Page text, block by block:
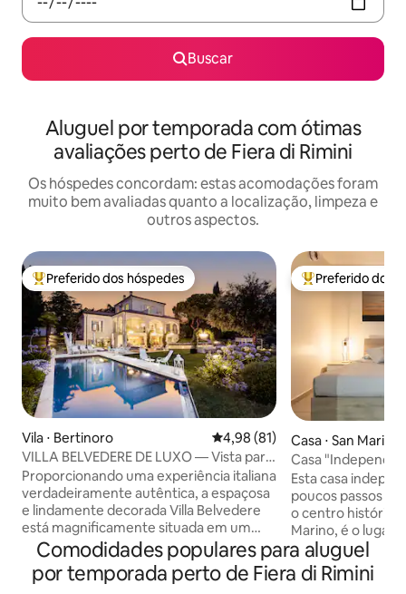
Buscar
Aluguel por temporada com ótimas
avaliações perto de Fiera di Rimini
Os hóspedes concordam: estas acomodações foram
muito bem avaliadas quanto a localização, limpeza e
outros aspectos.
Entre os melhores preferidos dos hóspedes
Preferido dos hóspedes
Vila ⋅ Bertinoro 4,98 de uma avaliação média
4,98 (81)
VILLA BELVEDERE DE LUXO — Vista para
o mar com piscina e spa
Proporcionando uma experiência italiana
verdadeiramente autêntica, a espaçosa
e lindamente decorada Villa Belvedere
está magnificamente situada em um
canto único da antiga vila de Bertinoro,
com vistas deslumbrantes para as
colinas, mar e litoral tranquilos e
Entre os
Preferido dos
Casa ⋅ San Marino
Casa
Histórico
Esta casa
poucos passos
o centro histórico
Marino, é o lugar
procura
vista
ao redor. A casa,
Comodidades populares para aluguel
por temporada perto de Fiera di Rimini